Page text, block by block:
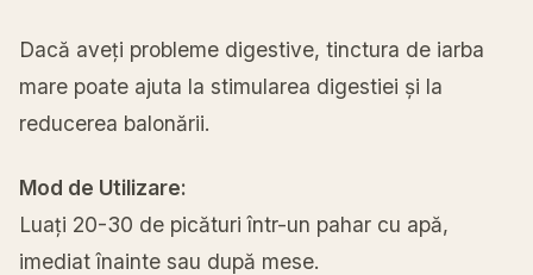
Dacă aveți probleme digestive, tinctura de iarba
mare poate ajuta la stimularea digestiei și la
reducerea balonării.
Mod de Utilizare:
Luați 20-30 de picături într-un pahar cu apă,
imediat înainte sau după mese.